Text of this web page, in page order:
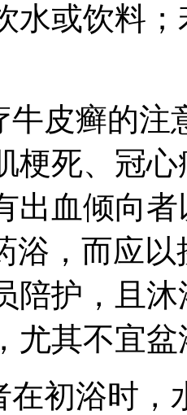
水或饮料
牛皮癣的
梗死、冠
出血倾向
浴，而应以
陪护，且
尤其不宜
在初浴时，